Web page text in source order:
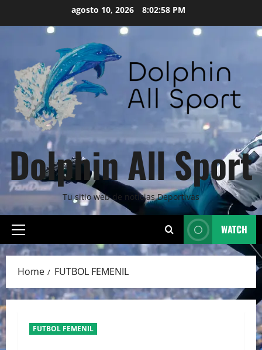
agosto 10, 2026 8:02:59 PM
Dolphin All Sport
Tu sitio web de noticias Deportivas
Primary
Menu
WATCH
Home FUTBOL FEMENIL
FUTBOL FEMENIL